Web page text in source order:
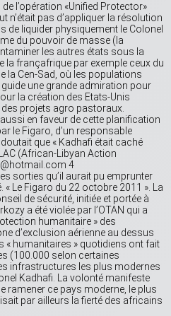
l’opération «Unified Protector»
n’était pas d’appliquer la résolution
de liquider physiquement le Colonel
du pouvoir de masse (la
les autres états sous la
la françafrique par exemple ceux du
la Cen-Sad, où les populations
une grande admiration pour
la création des Etats-Unis
des projets agro pastoraux.
en faveur de cette planification
le Figaro, d’un responsable
que « Kadhafi était caché
(African-Libyan Action
4
sorties qu’il aurait pu emprunter
« Le Figaro du 22 octobre 2011 ». La
de sécurité, initiée et portée à
a été violée par l’OTAN qui a
humanitaire » des
d’exclusion aérienne au dessus
« humanitaires » quotidiens ont fait
(100.000 selon certaines
infrastructures les plus modernes
Kadhafi. La volonté manifeste
ramener ce pays moderne, le plus
par ailleurs la fierté des africains